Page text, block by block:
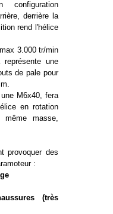
derrière la
rend l'hélice
3.000 tr/min
représente une
de pale pour
M6x40, fera
en rotation
masse,
provoquer des
:
(très